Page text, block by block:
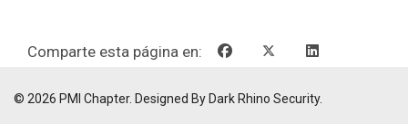
Comparte esta página en:
© 2026 PMI Chapter. Designed By Dark Rhino Security.